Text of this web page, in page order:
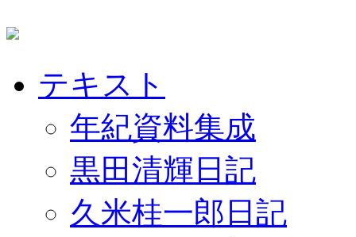
テキスト
年紀資料集成
黒田清輝日記
久米桂一郎日記